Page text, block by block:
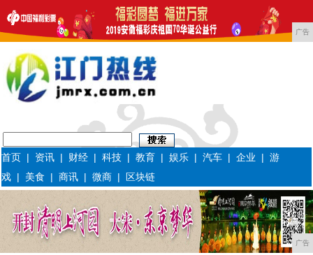
广告
首页 | 资讯 | 财经 |科技 |教育 |娱乐 |汽车 |企业 |游
戏 | 美食 |商讯 |微商 | 区块链
广告